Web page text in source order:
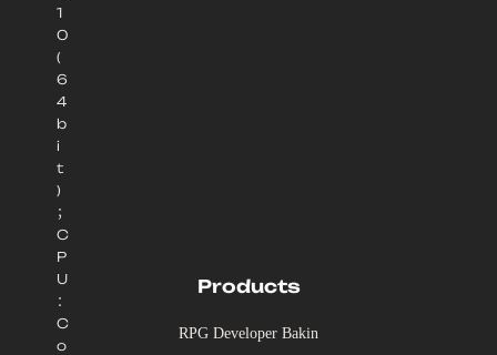
1
0
(
6
4
b
i
t
)
；
C
P
U
：
C
o
Products
RPG Developer Bakin